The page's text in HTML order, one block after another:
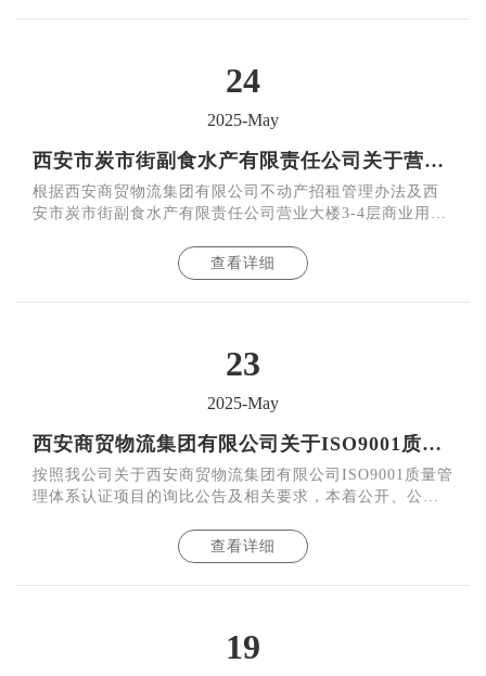
24
2025-May
西安市炭市街副食水产有限责任公司关于营业大楼3-4层商业用房公开招租结果的公告
根据西安商贸物流集团有限公司不动产招租管理办法及西
安市炭市街副食水产有限责任公司营业大楼3-4层商业用房
查看详细
23
2025-May
西安商贸物流集团有限公司关于ISO9001质量管理体系认证项目询比结果的公告
按照我公司关于西安商贸物流集团有限公司ISO9001质量管
理体系认证项目的询比公告及相关要求，本着公开、公
查看详细
19